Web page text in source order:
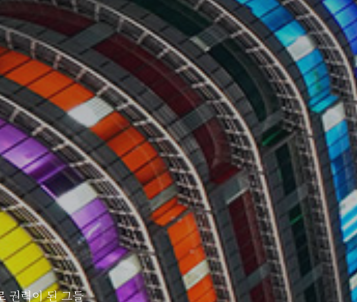
권력이 된 그들